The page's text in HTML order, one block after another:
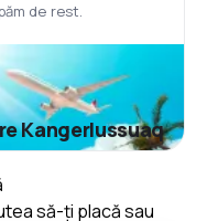
de rest.
Kangerlussuaq
să-ți placă sau